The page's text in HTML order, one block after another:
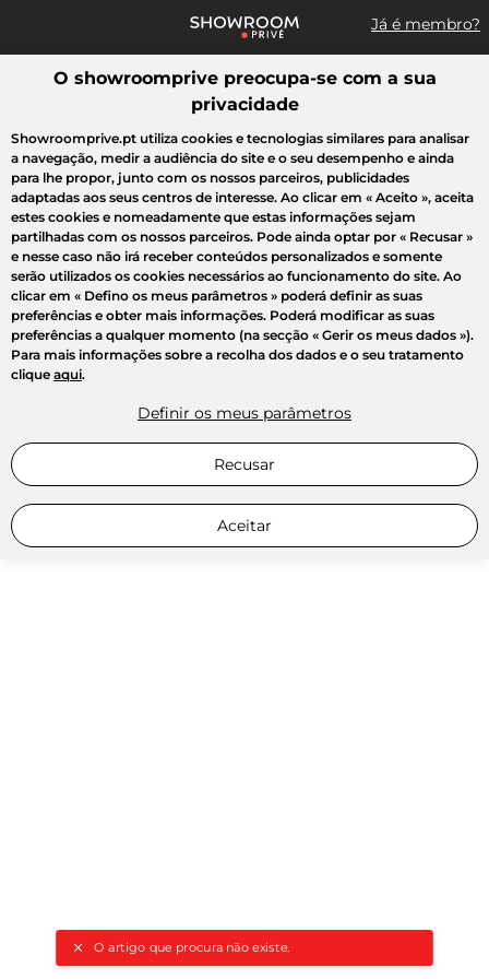
Já é membro?
Pesquisar uma marca, um artigo, uma venda...
O artigo que procura não existe.
Todas as vendas Moda Desporto Casa Criança Beleza
O showroomprive preocupa-se com a sua
privacidade
Showroomprive.pt utiliza cookies e tecnologias similares para analisar
a navegação, medir a audiência do site e o seu desempenho e ainda
para lhe propor, junto com os nossos parceiros, publicidades
adaptadas aos seus centros de interesse. Ao clicar em « Aceito », aceita
estes cookies e nomeadamente que estas informações sejam
partilhadas com os nossos parceiros. Pode ainda optar por « Recusar »
e nesse caso não irá receber conteúdos personalizados e somente
serão utilizados os cookies necessários ao funcionamento do site. Ao
clicar em « Defino os meus parâmetros » poderá definir as suas
preferências e obter mais informações. Poderá modificar as suas
preferências a qualquer momento (na secção « Gerir os meus dados »).
Para mais informações sobre a recolha dos dados e o seu tratamento
clique aqui.
Definir os meus parâmetros
Recusar
Aceitar